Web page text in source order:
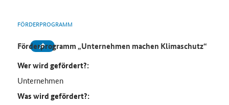
FÖRDERPROGRAMM
Förderprogramm „Unternehmen machen Klimaschutz“
Wer wird gefördert?:
Unternehmen
Was wird gefördert?: